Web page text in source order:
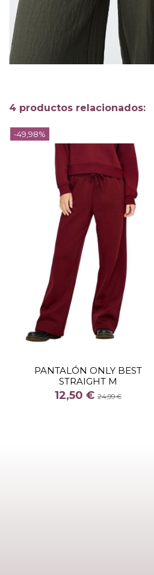
4 productos relacionados:
-49,98%
PANTALÓN ONLY BEST
STRAIGHT M
12,50 € 24,99 €
COLOR
GRANATE